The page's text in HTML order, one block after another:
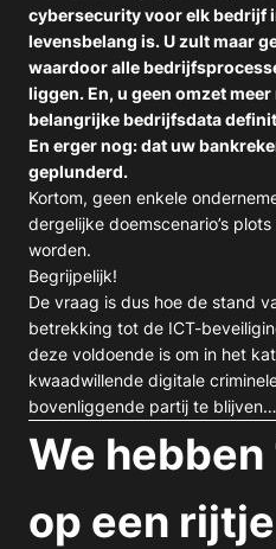
cybersecurity voor elk bedrijf
levensbelang is. U zult maar
waardoor alle
liggen. En, u geen omzet meer
belangrijke bedrijfsdata
En erger nog: dat uw
geplunderd.
Kortom, geen enkele
dergelijke doemscenario’s
worden.
Begrijpelijk!
De vraag is dus hoe de stand
betrekking tot de ICT-
deze voldoende is om in het
kwaadwillende digitale
bovenliggende partij te blijven…
We
op een